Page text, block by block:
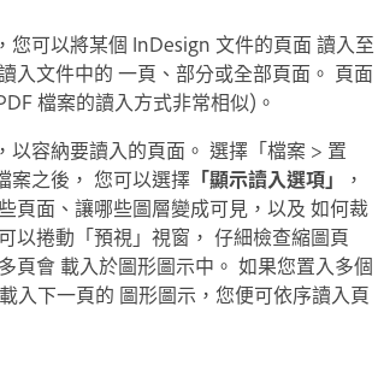
您可以將某個 InDesign 文件的頁面 讀入至
入文件中的 一頁、部分或全部頁面。 頁面
檔案的讀入方式非常相似)。
以容納要讀入的頁面。 選擇「檔案 > 置
案之後， 您可以選擇 「顯示讀入選項」
，
頁面、讓哪些圖層變成可見，以及 如何裁
以捲動「預視」視窗， 仔細檢查縮圖頁
頁會 載入於圖形圖示中。 如果您置入多個
入下一頁的 圖形圖示，您便可依序讀入頁